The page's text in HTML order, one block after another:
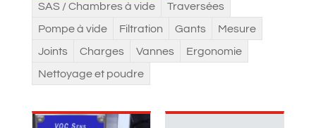
SAS / Chambres à vide
Traversées
Pompe à vide
Filtration Gants
Mesure
Joints
Charges Vannes
Ergonomie
Nettoyage et poudre